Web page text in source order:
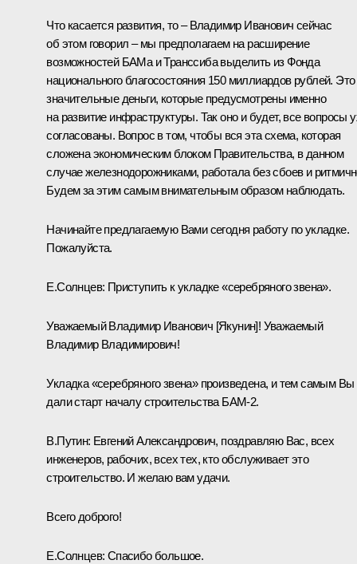
Что касается развития, то – Владимир Иванович сейчас
об этом говорил – мы предполагаем на расширение
возможностей БАМа и Транссиба выделить из Фонда
национального благосостояния 150 миллиардов рублей. Это
значительные деньги, которые предусмотрены именно
на развитие инфраструктуры. Так оно и будет, все вопросы
согласованы. Вопрос в том, чтобы вся эта схема, которая
сложена экономическим блоком Правительства, в данном
случае железнодорожниками, работала без сбоев и
Будем за этим самым внимательным образом наблюдать.
Начинайте предлагаемую Вами сегодня работу по укладке.
Пожалуйста.
Е.Солнцев: Приступить к укладке «серебряного звена».
Уважаемый Владимир Иванович [Якунин]! Уважаемый
Владимир Владимирович!
Укладка «серебряного звена» произведена, и тем самым Вы
дали старт началу строительства БАМ-2.
В.Путин: Евгений Александрович, поздравляю Вас, всех
инженеров, рабочих, всех тех, кто обслуживает это
строительство. И желаю вам удачи.
Всего доброго!
Е.Солнцев: Спасибо большое.